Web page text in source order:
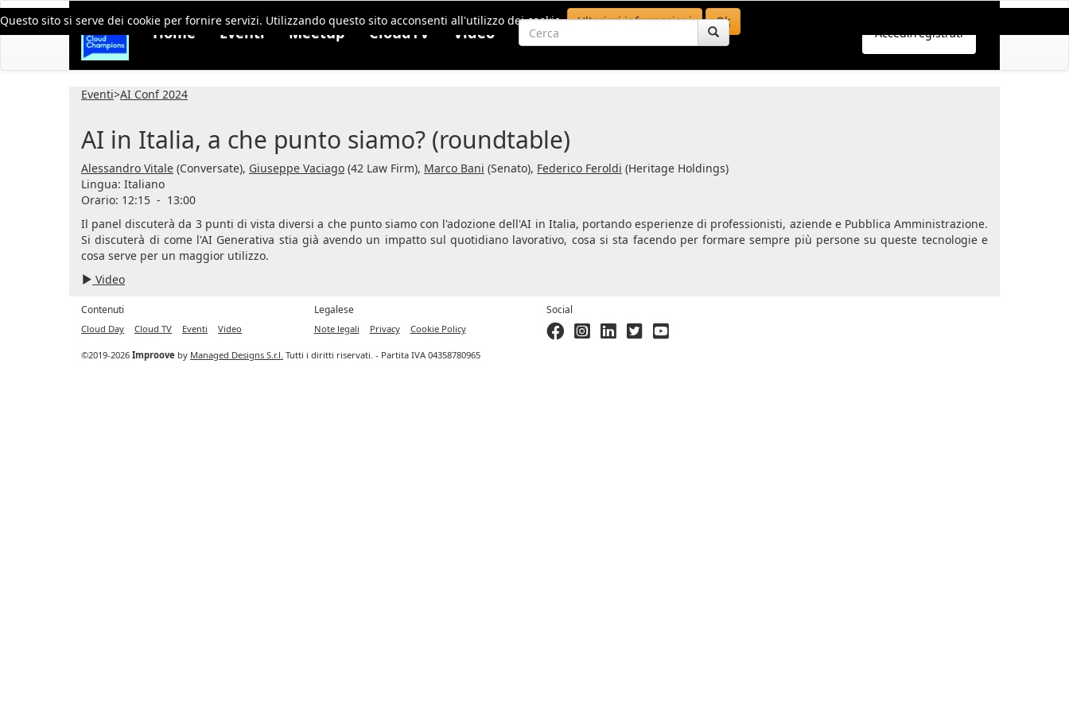
Questo sito si serve dei cookie per fornire servizi. Utilizzando questo sito acconsenti all'utilizzo dei cookie. Ulteriori informazioni Ok
Home Eventi Meetup CloudTV Video Accedi/registrati
Eventi>AI Conf 2024
AI in Italia, a che punto siamo? (roundtable)
Alessandro Vitale (Conversate), Giuseppe Vaciago (42 Law Firm), Marco Bani (Senato), Federico Feroldi (Heritage Holdings)
Lingua: Italiano
Orario: 12:15 - 13:00
Il panel discuterà da 3 punti di vista diversi a che punto siamo con l'adozione dell'AI in Italia, portando esperienze di professionisti, aziende e Pubblica Amministrazione.
Si discuterà di come l'AI Generativa stia già avendo un impatto sul quotidiano lavorativo, cosa si sta facendo per formare sempre più persone su queste tecnologie e
cosa serve per un maggior utilizzo.
Video
Contenuti
Cloud Day Cloud TV Eventi Video
Legalese
Note legali Privacy Cookie Policy
Social
©2019-2026 Improove by Managed Designs S.r.l. Tutti i diritti riservati. - Partita IVA 04358780965